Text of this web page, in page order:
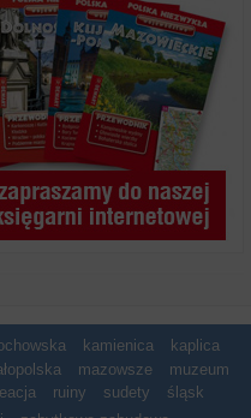
kamienica
kaplica
mazowsze
muzeum
ruiny sudety śląsk